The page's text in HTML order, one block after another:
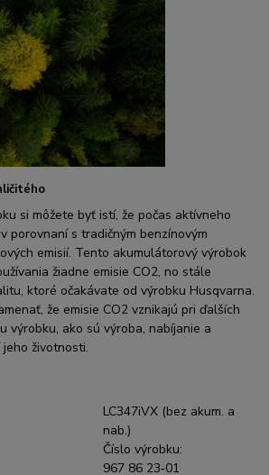
si môžete byť istí, že počas aktívneho
porovnaní s tradičným benzínovým
emisií. Tento akumulátorový výrobok
žiadne emisie CO2, no stále
ktoré očakávate od výrobku Husqvarna.
že emisie CO2 vznikajú pri ďalších
výrobku, ako sú výroba, nabíjanie a
životnosti.
LC347iVX (bez akum. a
nab.)
Číslo výrobku:
967 86 23‑01